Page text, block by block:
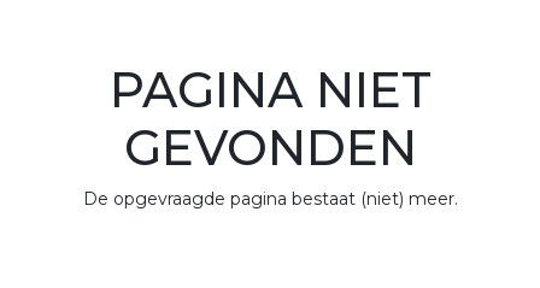
PAGINA NIET
GEVONDEN
De opgevraagde pagina bestaat (niet) meer.